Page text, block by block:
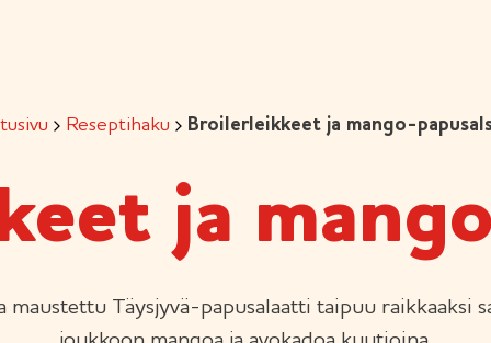
Reseptihaku Broilerleikkeet ja mango-
ja
Täysjyvä-papusalaatti taipuu raikkaaksi